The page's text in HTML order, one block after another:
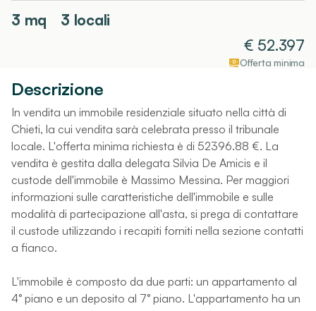
3 mq
3 locali
€ 52.397
Offerta minima
Descrizione
In vendita un immobile residenziale situato nella città di
Chieti, la cui vendita sarà celebrata presso il tribunale
locale. L'offerta minima richiesta è di 52396.88 €. La
vendita è gestita dalla delegata Silvia De Amicis e il
custode dell'immobile è Massimo Messina. Per maggiori
informazioni sulle caratteristiche dell'immobile e sulle
modalità di partecipazione all'asta, si prega di contattare
il custode utilizzando i recapiti forniti nella sezione contatti
a fianco.
L'immobile è composto da due parti: un appartamento al
4° piano e un deposito al 7° piano. L'appartamento ha un